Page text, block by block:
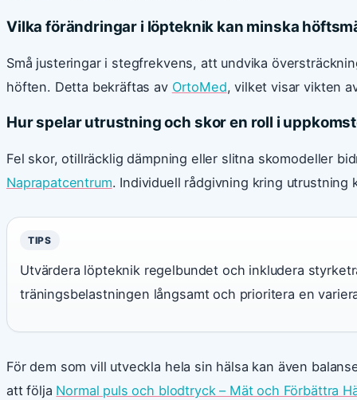
Vilka förändringar i löpteknik kan minska
Små justeringar i stegfrekvens, att undvika
höften. Detta bekräftas av OrtoMed, vilket visar vikten
Hur spelar utrustning och skor en roll i
Fel skor, otillräcklig dämpning eller slitna skomodeller
Naprapatcentrum. Individuell rådgivning kring utrustning
TIPS
Utvärdera löpteknik regelbundet och inkludera
träningsbelastningen långsamt och prioritera en
För dem som vill utveckla hela sin hälsa kan även
att följa Normal puls och blodtryck – Mät och Förbättra